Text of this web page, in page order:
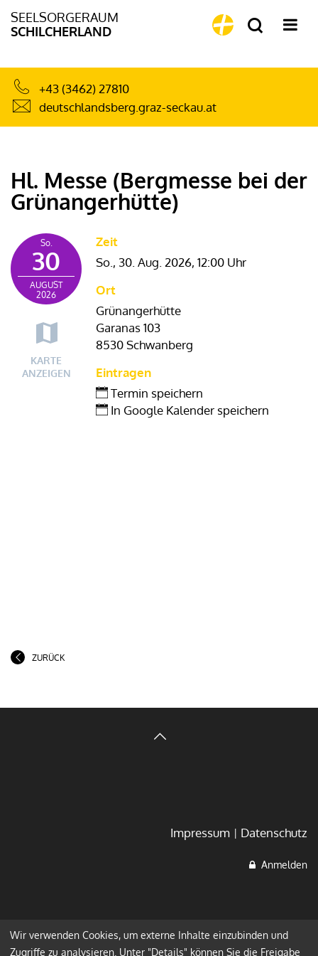
SEELSORGERAUM
SCHILCHERLAND
+43 (3462) 27810
deutschlandsberg.graz-seckau.at
Hl. Messe (Bergmesse bei der
Grünangerhütte)
So.
30
AUGUST
2026
KARTE
ANZEIGEN
Zeit
So., 30. Aug. 2026, 12:00 Uhr
Ort
Grünangerhütte
Garanas 103
8530 Schwanberg
Eintragen
Termin speichern
In Google Kalender speichern
ZURÜCK
Impressum Datenschutz
Anmelden
Wir verwenden Cookies, um externe Inhalte einzubinden und
Zugriffe zu analysieren. Unter "Details" können Sie die Freigabe